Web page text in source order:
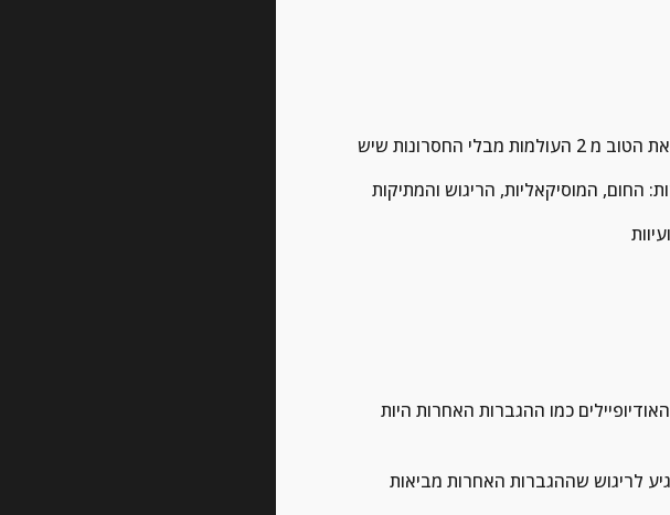
החסרונות שיש
החום, המוסיקאליות, הריגוש והמתיקות